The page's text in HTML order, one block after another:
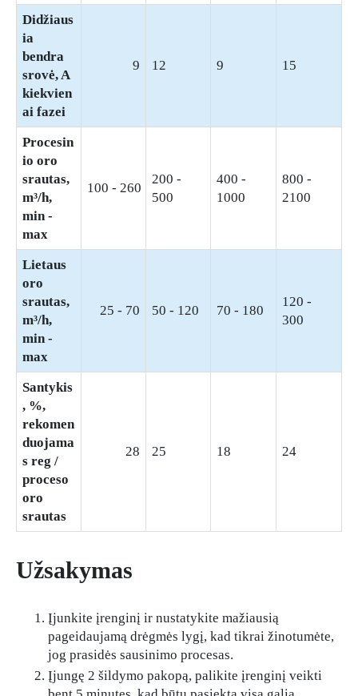
Didžiaus
ia
bendra
srovė, A
kiekvien
ai fazei
9 12 9 15
Procesin
io oro
srautas,
m³/h,
min -
max
100 - 260
200 -
500
400 -
1000
800 -
2100
Lietaus
oro
srautas,
m³/h,
min -
max
25 - 70 50 - 120 70 - 180
120 -
300
Santykis
, %,
rekomen
duojama
s reg /
proceso
oro
srautas
28 25 18 24
Užsakymas
Įjunkite įrenginį ir nustatykite mažiausią
pageidaujamą drėgmės lygį, kad tikrai žinotumėte,
jog prasidės sausinimo procesas.
Įjungę 2 šildymo pakopą, palikite įrenginį veikti